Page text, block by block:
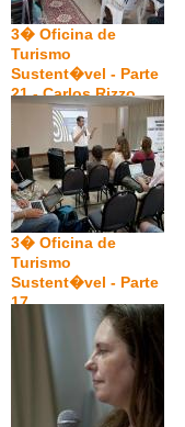
3� Oficina de
Turismo
Sustent�vel - Parte
21 - Carlos Rizzo
3� Oficina de
Turismo
Sustent�vel - Parte
17